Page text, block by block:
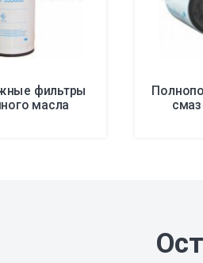
фильтры
масла